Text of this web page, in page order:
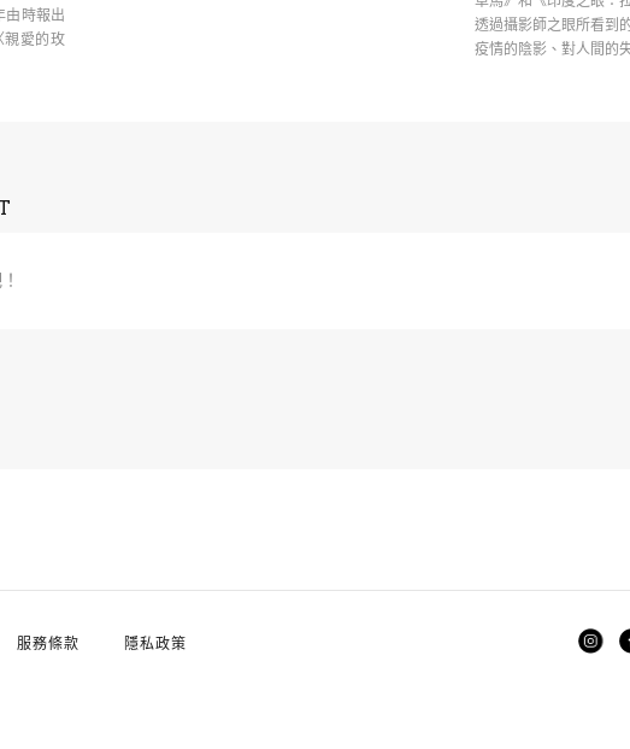
由時報出
親愛的玫
透過攝影師之眼所看到
疫情的陰影、對人間的
服務條款 隱私政策